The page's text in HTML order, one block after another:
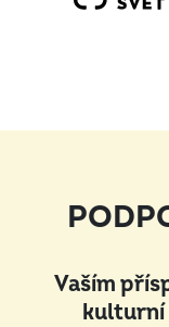
Vaším
kulturní